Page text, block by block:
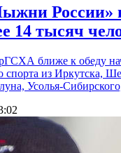
России»
14 тысяч
ближе к обеду
из Иркутска,
Усолья-